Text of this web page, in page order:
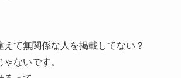
えて無関係な人を掲載してない？
ないです。